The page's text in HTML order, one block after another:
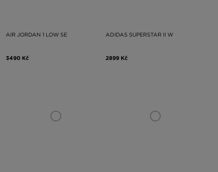
AIR JORDAN 1 LOW SE
3490 Kč
ADIDAS SUPERSTAR II W
2899 Kč